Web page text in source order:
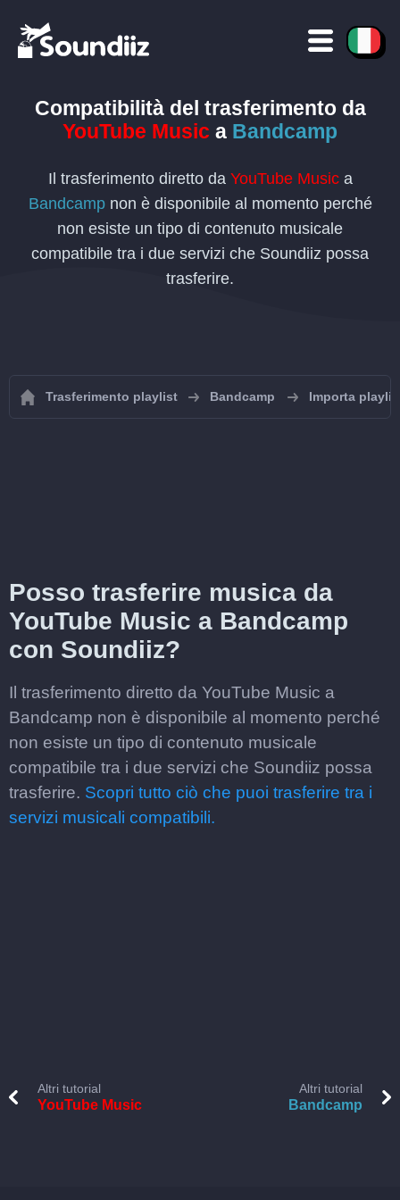
Compatibilità del trasferimento da
YouTube Music a Bandcamp
Il trasferimento diretto da YouTube Musica
Bandcampnon è disponibile al momento perché
non esiste un tipo di contenuto musicale
compatibile tra i due servizi che Soundiiz possa
trasferire.
Trasferimento playlist Bandcamp Importa
Posso trasferire musica da
YouTube Music a Bandcamp
con Soundiiz?
Il trasferimento diretto da YouTube Music a
Bandcamp non è disponibile al momento perché
non esiste un tipo di contenuto musicale
compatibile tra i due servizi che Soundiiz possa
trasferire. Scopri tutto ciò che puoi trasferire tra i
servizi musicali compatibili.
Altri tutorial
YouTube Music
Altri tutorial
Bandcamp